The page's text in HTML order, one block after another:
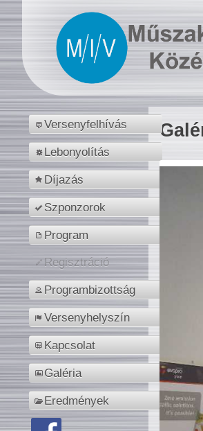
Versenyfelhívás
Lebonyolítás
Díjazás
Szponzorok
Program
Regisztráció
Programbizottság
Versenyhelyszín
Kapcsolat
Galéria
Eredmények